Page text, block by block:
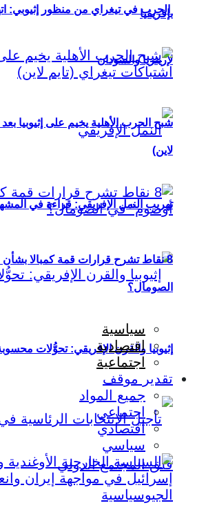
الحرب في تيغراي من منظور إثيوبي:
لإريتريا والسودان
تهريب النمل الإفريقي: قراءة في
إثيوبيا والقرن الإفريقي: تحوُّلات
بإفريقيا
شبح الحرب الأهلية يخيم على إثيوبيا
لاين)
8 نقاط تشرح قرارات قمة كمبالا
الصومال؟
سياسية
اقتصادية
اجتماعية
تقدير موقف
جميع المواد
اجتماعي
اقتصادي
سياسي